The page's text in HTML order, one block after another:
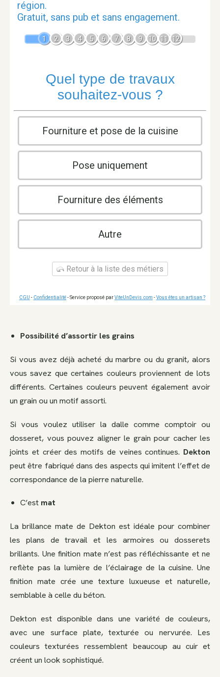
région.
Gratuit, sans pub et sans engagement.
1 2 3 4 5 6 7 8 9 10 11 12
Quel type de travaux
souhaitez-vous ?
Fourniture et pose de la cuisine
Pose uniquement
Fourniture des éléments
Autre
Retour à la liste des métiers
CGU - Confidentialité- Service proposé parViteUnDevis.com -Vous êtes un artisan ?
Possibilité d’assortir les grains
Si vous avez déjà acheté du marbre ou du granit, alors
vous savez que certaines couleurs proviennent de lots
différents. Certaines couleurs peuvent également avoir
un grain ou un motif assorti.
Si vous voulez utiliser la dalle comme comptoir ou
dosseret, vous pouvez aligner le grain pour cacher les
joints et créer des motifs de veines continues. Dekton
peut être fabriqué dans des aspects qui imitent l’effet de
correspondance de la pierre naturelle.
C’est mat
La brillance mate de Dekton est idéale pour combiner
les plans de travail et les armoires ou dosserets
brillants. Une finition mate n’est pas réfléchissante et ne
reflète pas la lumière de l’éclairage de la cuisine. Une
finition mate crée une texture luxueuse et naturelle,
semblable à celle du béton.
Dekton est disponible dans une variété de couleurs,
avec une surface plate, texturée ou nervurée. Les
couleurs texturées ressemblent beaucoup au cuir et
créent un look sophistiqué.